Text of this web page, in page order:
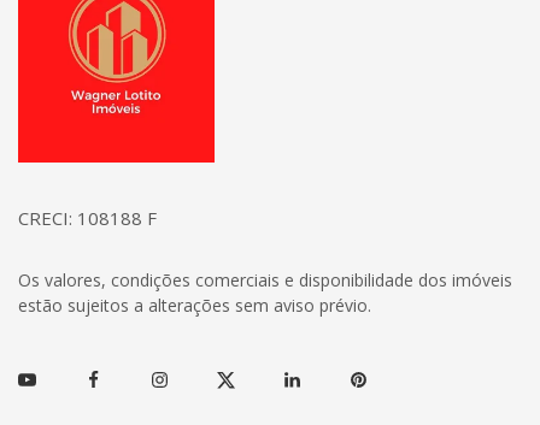
CRECI: 108188 F
Os valores, condições comerciais e disponibilidade dos imóveis
estão sujeitos a alterações sem aviso prévio.
Youtube FacebookInstagramTwitter Linkedin Pinterest